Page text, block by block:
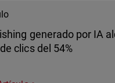
generado por IA
clics del 54%